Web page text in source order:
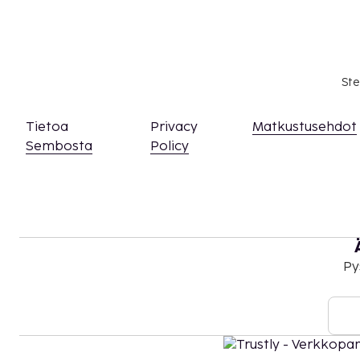
Myöhäinen uloskirjautuminen (riippuu
Yllä oleva luettelo ei ehkä kata kaikkea. Maksut ja
välttämättä sisällä veroja, ja ne saattavat muuttua.
asiasta ottamalla yhteyttä majoituspaikkaan
Kylpylähoidot tulee varata etukäteen.
majoituspaikkaan yhteyttä ennen
Kontaktiton sisäänkirjautuminen ja
Tietoa
Sembosta
Privacy
Policy
Matkustusehdot